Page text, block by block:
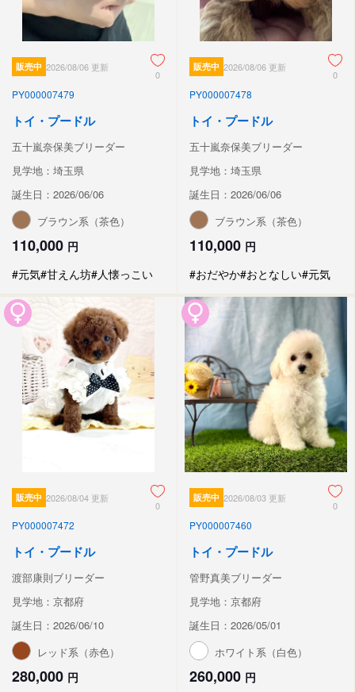
販売中 2026/08/06 更新
0
PY000007479
トイ・プードル
五十嵐奈保美ブリーダー
見学地：埼玉県
誕生日：2026/06/06
ブラウン系（茶色）
110,000 円
#元気#甘えん坊#人懐っこい
販売中 2026/08/06 更新
0
PY000007478
トイ・プードル
五十嵐奈保美ブリーダー
見学地：埼玉県
誕生日：2026/06/06
ブラウン系（茶色）
110,000 円
#おだやか#おとなしい#元気
販売中 2026/08/04 更新
0
PY000007472
トイ・プードル
渡部康則ブリーダー
見学地：京都府
誕生日：2026/06/10
レッド系（赤色）
280,000 円
販売中 2026/08/03 更新
0
PY000007460
トイ・プードル
管野真美ブリーダー
見学地：京都府
誕生日：2026/05/01
ホワイト系（白色）
260,000 円